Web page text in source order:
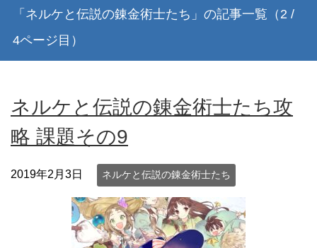
「ネルケと伝説の錬金術士たち」の記事一覧（2 /
4ページ目）
ネルケと伝説の錬金術士たち攻
略 課題その9
2019年2月3日 ネルケと伝説の錬金術士たち